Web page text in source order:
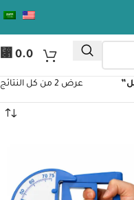
⃁ 0.0
عرض ⁦2⁩ من كل النتائج